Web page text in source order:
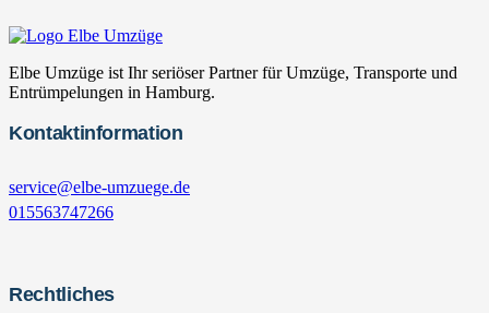
Elbe Umzüge ist Ihr seriöser Partner für Umzüge, Transporte und
Entrümpelungen in Hamburg.
Kontaktinformation
service@elbe-umzuege.de
015563747266
Rechtliches